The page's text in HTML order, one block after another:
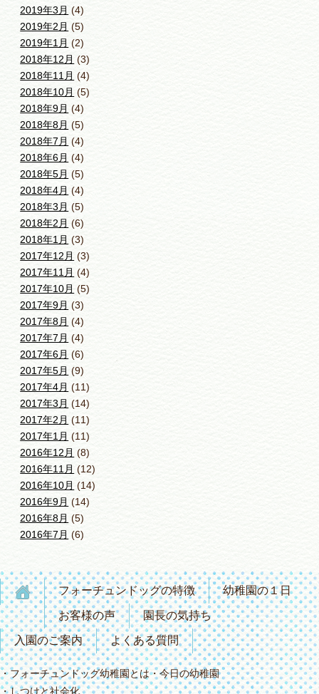
2019年3月 (4)
2019年2月 (5)
2019年1月 (2)
2018年12月 (3)
2018年11月 (4)
2018年10月 (5)
2018年9月 (4)
2018年8月 (5)
2018年7月 (4)
2018年6月 (4)
2018年5月 (5)
2018年4月 (4)
2018年3月 (5)
2018年2月 (6)
2018年1月 (3)
2017年12月 (3)
2017年11月 (4)
2017年10月 (5)
2017年9月 (3)
2017年8月 (4)
2017年7月 (4)
2017年6月 (6)
2017年5月 (9)
2017年4月 (11)
2017年3月 (14)
2017年2月 (11)
2017年1月 (11)
2016年12月 (8)
2016年11月 (12)
2016年10月 (14)
2016年9月 (14)
2016年8月 (5)
2016年7月 (6)
フォーチュンドッグの特徴 幼稚園の１日
お客様の声 園長の気持ち
入園のご案内 よくある質問
フォーチュンドッグ幼稚園とは
しつけと社会化
今日の幼稚園